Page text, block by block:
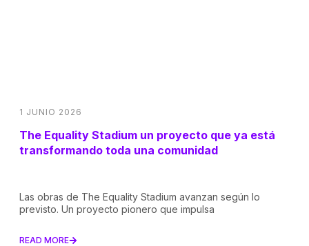
1 JUNIO 2026
The Equality Stadium un proyecto que ya está
transformando toda una comunidad
Las obras de The Equality Stadium avanzan según lo
previsto. Un proyecto pionero que impulsa
READ MORE